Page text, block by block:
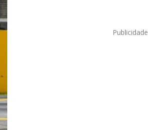
Publicidade